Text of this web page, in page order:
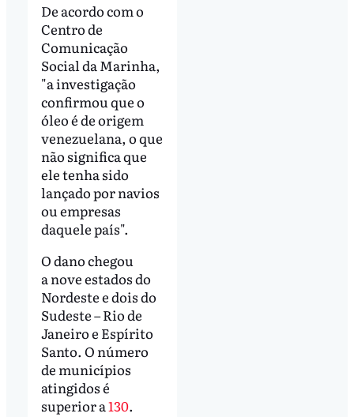
De acordo com o
Centro de
Comunicação
Social da Marinha,
"a investigação
confirmou que o
óleo é de origem
venezuelana, o que
não significa que
ele tenha sido
lançado por navios
ou empresas
daquele país".
O dano chegou
a nove estados do
Nordeste e dois do
Sudeste – Rio de
Janeiro e Espírito
Santo. O número
de municípios
atingidos é
superior a130.